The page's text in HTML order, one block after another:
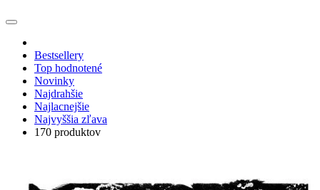
Bestsellery
Top hodnotené
Novinky
Najdrahšie
Najlacnejšie
Najvyššia zľava
170 produktov